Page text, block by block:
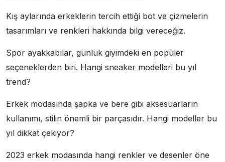
Kış aylarında erkeklerin tercih ettiği bot ve çizmelerin
tasarımları ve renkleri hakkında bilgi vereceğiz.
Spor ayakkabılar, günlük giyimdeki en popüler
seçeneklerden biri. Hangi sneaker modelleri bu yıl
trend?
Erkek modasında şapka ve bere gibi aksesuarların
kullanımı, stilin önemli bir parçasıdır. Hangi modeller bu
yıl dikkat çekiyor?
2023 erkek modasında hangi renkler ve desenler öne